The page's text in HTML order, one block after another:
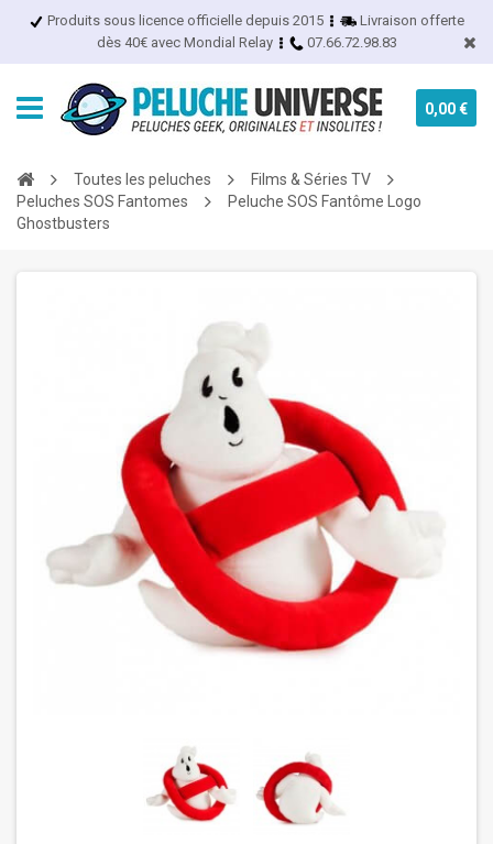
Produits sous licence officielle depuis 2015
Livraison offerte
dès 40€ avec Mondial Relay
07.66.72.98.83
0,00 €
Toutes les peluches
Films & Séries TV
Peluches SOS Fantomes
Peluche SOS Fantôme Logo
Ghostbusters